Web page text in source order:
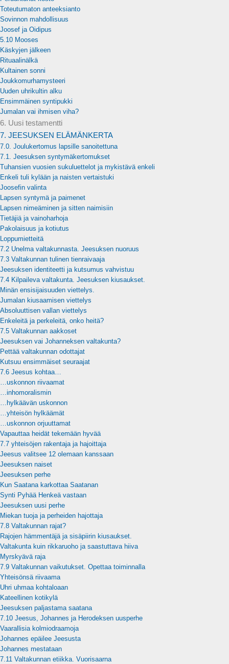
Toteutumaton anteeksianto
Sovinnon mahdollisuus
Joosef ja Oidipus
5.10 Mooses
Käskyjen jälkeen
Rituaalinälkä
Kultainen sonni
Joukkomurhamysteeri
Uuden uhrikultin alku
Ensimmäinen syntipukki
Jumalan vai ihmisen viha?
6. Uusi testamentti
7. JEESUKSEN ELÄMÄNKERTA
7.0. Joulukertomus lapsille sanoitettuna
7.1. Jeesuksen syntymäkertomukset
Tuhansien vuosien sukuluettelot ja mykistävä enkeli
Enkeli tuli kylään ja naisten vertaistuki
Joosefin valinta
Lapsen syntymä ja paimenet
Lapsen nimeäminen ja sitten naimisiin
Tietäjiä ja vainoharhoja
Pakolaisuus ja kotiutus
Loppumietteitä
7.2 Unelma valtakunnasta. Jeesuksen nuoruus
7.3 Valtakunnan tulinen tienraivaaja
Jeesuksen identiteetti ja kutsumus vahvistuu
7.4 Kilpaileva valtakunta. Jeesuksen kiusaukset.
Minän ensisijaisuuden viettelys.
Jumalan kiusaamisen viettelys
Absoluuttisen vallan viettelys
Enkeleitä ja perkeleitä, onko heitä?
7.5 Valtakunnan aakkoset
Jeesuksen vai Johanneksen valtakunta?
Pettää valtakunnan odottajat
Kutsuu ensimmäiset seuraajat
7.6 Jeesus kohtaa…
…uskonnon riivaamat
…inhomoralismin
…hylkäävän uskonnon
…yhteisön hylkäämät
…uskonnon orjuuttamat
Vapauttaa heidät tekemään hyvää
7.7 yhteisöjen rakentaja ja hajoittaja
Jeesus valitsee 12 olemaan kanssaan
Jeesuksen naiset
Jeesuksen perhe
Kun Saatana karkottaa Saatanan
Synti Pyhää Henkeä vastaan
Jeesuksen uusi perhe
Miekan tuoja ja perheiden hajottaja
7.8 Valtakunnan rajat?
Rajojen hämmentäjä ja sisäpiirin kiusaukset.
Valtakunta kuin rikkaruoho ja saastuttava hiiva
Myrskyävä raja
7.9 Valtakunnan vaikutukset. Opettaa toiminnalla
Yhteisönsä riivaama
Uhri uhmaa kohtaloaan
Kateellinen kotikylä
Jeesuksen paljastama saatana
7.10 Jeesus, Johannes ja Herodeksen uusperhe
Vaarallisia kolmiodraamoja
Johannes epäilee Jeesusta
Johannes mestataan
7.11 Valtakunnan etiikka. Vuorisaarna